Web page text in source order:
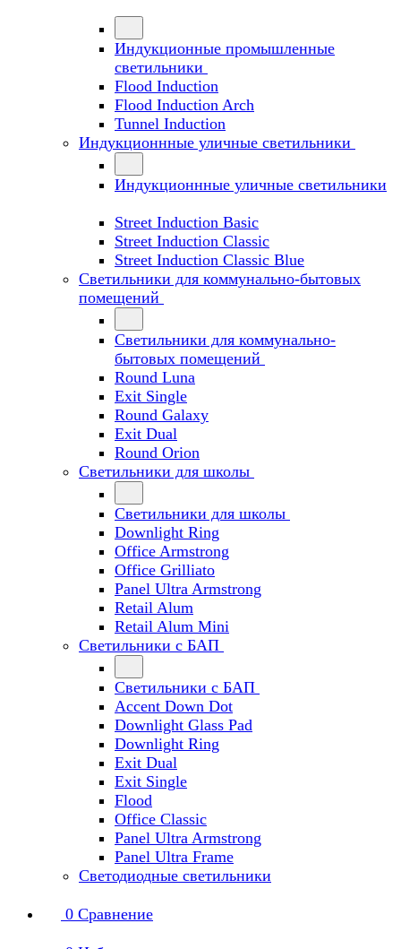
Индукционные промышленные
светильники
Flood Induction
Flood Induction Arch
Tunnel Induction
Индукционнные уличные светильники
Индукционнные уличные светильники
Street Induction Basic
Street Induction Classic
Street Induction Classic Blue
Светильники для коммунально-бытовых
помещений
Светильники для коммунально-
бытовых помещений
Round Luna
Exit Single
Round Galaxy
Exit Dual
Round Orion
Светильники для школы
Светильники для школы
Downlight Ring
Office Armstrong
Office Grilliato
Panel Ultra Armstrong
Retail Alum
Retail Alum Mini
Светильники с БАП
Светильники с БАП
Accent Down Dot
Downlight Glass Pad
Downlight Ring
Exit Dual
Exit Single
Flood
Office Classic
Panel Ultra Armstrong
Panel Ultra Frame
Светодиодные светильники
0 Сравнение